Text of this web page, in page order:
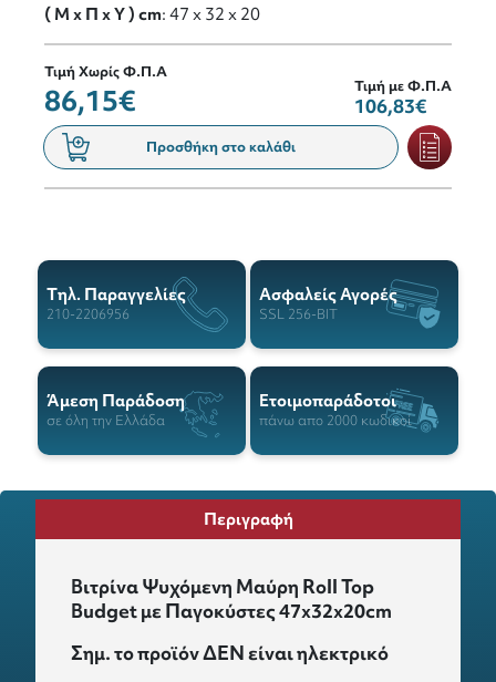
( M x Π x Y ) cm: 47 x 32 x 20
Τιμή Χωρίς Φ.Π.Α
86,15€ Τιμή με Φ.Π.Α
106,83€
Προσθήκη στο καλάθι
Tηλ. Παραγγελίες
210-2206956
Ασφαλείς Αγορές
SSL 256-BIT
Άμεση Παράδοση
σε όλη την Ελλάδα
Ετοιμοπαράδοτοι
πάνω απο 2000 κωδικοί
Περιγραφή
Βιτρίνα Ψυχόμενη Μαύρη Roll Top
Budget με Παγοκύστες 47x32x20cm
Σημ. το προϊόν ΔΕΝ είναι ηλεκτρικό